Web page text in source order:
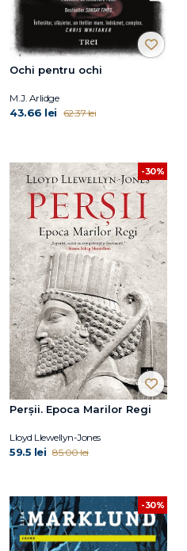
Ochi pentru ochi
M.J. Arlidge
43.66 lei 62.37 lei
-30%
Perșii. Epoca Marilor Regi
Lloyd Llewellyn-Jones
59.5 lei 85.00 lei
-30%